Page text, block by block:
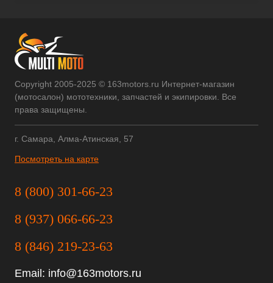
Copyright 2005-2025 © 163motors.ru Интернет-магазин
(мотосалон) мототехники, запчастей и экипировки. Все
права защищены.
г. Самара, Алма-Атинская, 57
Посмотреть на карте
8 (800) 301-66-23
8 (937) 066-66-23
8 (846) 219-23-63
Email: info@163motors.ru